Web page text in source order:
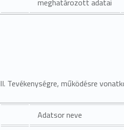
meghatározott adatai
II. Tevékenységre, működésre
Adatsor neve